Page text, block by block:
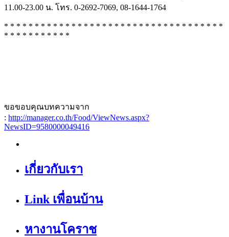
11.00-23.00 น. โทร. 0-2692-7069, 08-1644-1764
* * * * * * * * * * * * * * * * * * * * * * * * * * * * * * * * * * * *
* * * * * * * * * * *
ขอขอบคุณบทความจาก
: http://manager.co.th/Food/ViewNews.aspx?
NewsID=9580000049416
เกี่ยวกับเรา
Link เพื่อนบ้าน
หางานโคราช